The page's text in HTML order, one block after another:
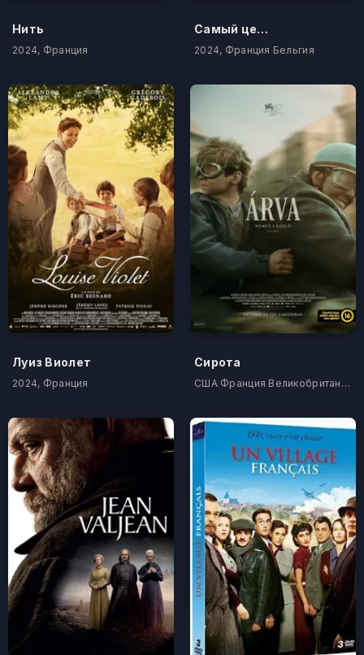
Нить
2024, Франция
Самый ценный груз
2024, Франция Бельгия
Луиз Виолет
2024, Франция
Сирота
США Франция Великобритания Германия Венгрия Кипр